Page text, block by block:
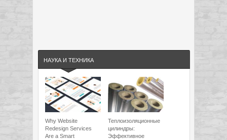
НАУКА И ТЕХНИКА
Why Website
Redesign Services
Are a Smart
Теплоизоляционные
цилиндры:
Эффективное